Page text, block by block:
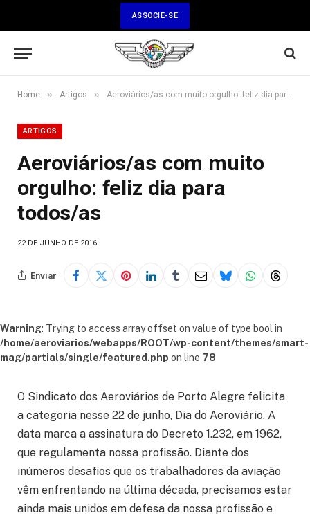
ASSOCIE-SE
Home » Artigos » Aeroviários/as com muito orgulho: feliz dia para todos/as
ARTIGOS
Aeroviários/as com muito
orgulho: feliz dia para
todos/as
22 DE JUNHO DE 2016
Enviar
Warning: Trying to access array offset on value of type bool in
/home/aeroviarios/webapps/ROOT/wp-content/themes/smart-
mag/partials/single/featured.php on line 78
O Sindicato dos Aeroviários de Porto Alegre felicita
a categoria nesse 22 de junho, Dia do Aeroviário. A
data marca a assinatura do Decreto 1.232, em 1962,
que regulamenta nossa profissão. Diante dos
inúmeros desafios que os trabalhadores da aviação
vêm enfrentando na última década, precisamos estar
ainda mais unidos em defesa da nossa profissão e